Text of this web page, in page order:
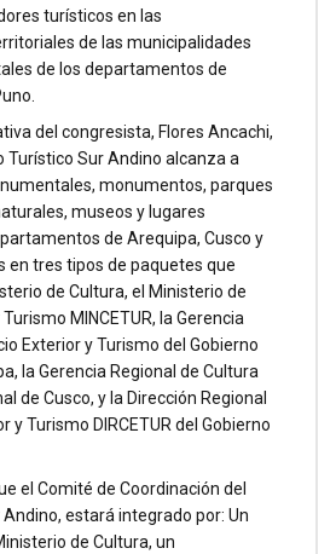
turísticos en las
de las municipalidades
de los departamentos de
del congresista, Flores Ancachi,
Turístico Sur Andino alcanza a
monumentos, parques
museos y lugares
de Arequipa, Cusco y
en tres tipos de paquetes que
de Cultura, el Ministerio de
MINCETUR, la Gerencia
Exterior y Turismo del Gobierno
la Gerencia Regional de Cultura
de Cusco, y la Dirección Regional
y Turismo DIRCETUR del Gobierno
el Comité de Coordinación del
estará integrado por: Un
de Cultura, un